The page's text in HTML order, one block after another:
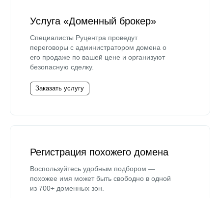
Услуга «Доменный брокер»
Специалисты Руцентра проведут
переговоры с администратором домена о
его продаже по вашей цене и организуют
безопасную сделку.
Заказать услугу
Регистрация похожего домена
Воспользуйтесь удобным подбором —
похожее имя может быть свободно в одной
из 700+ доменных зон.